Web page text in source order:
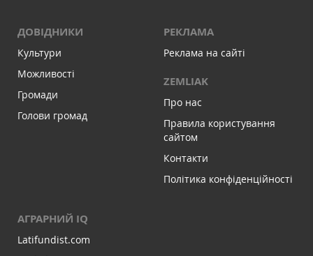
ДОВІДНИКИ
Культури
Можливості
Громади
Голови громад
РЕКЛАМА
Реклама на сайті
ZEMLIAK
Про нас
Правила користування
сайтом
Контакти
Політика конфіденційності
АГРАРНИЙ IQ
Latifundist.com